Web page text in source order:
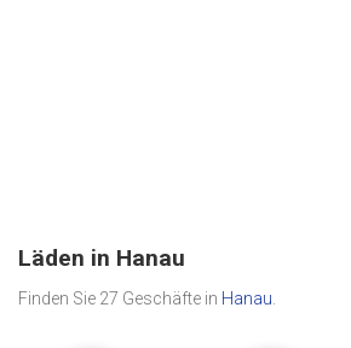
Läden in Hanau
Finden Sie 27 Geschäfte in Hanau